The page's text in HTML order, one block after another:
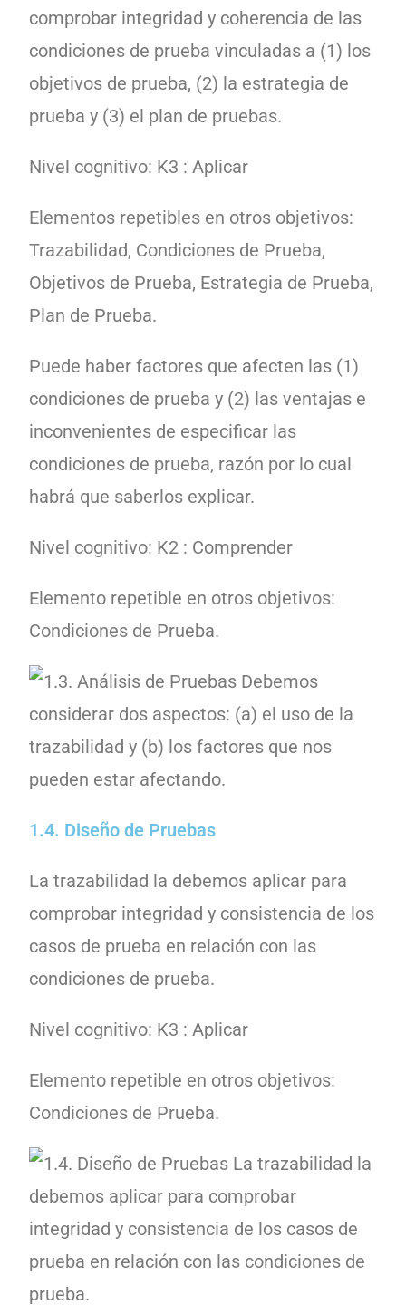
comprobar integridad y coherencia de las
condiciones de prueba vinculadas a (1) los
objetivos de prueba, (2) la estrategia de
prueba y (3) el plan de pruebas.
Nivel cognitivo: K3 : Aplicar
Elementos repetibles en otros objetivos:
Trazabilidad, Condiciones de Prueba,
Objetivos de Prueba, Estrategia de Prueba,
Plan de Prueba.
Puede haber factores que afecten las (1)
condiciones de prueba y (2) las ventajas e
inconvenientes de especificar las
condiciones de prueba, razón por lo cual
habrá que saberlos explicar.
Nivel cognitivo: K2 : Comprender
Elemento repetible en otros objetivos:
Condiciones de Prueba.
1.4. Diseño de Pruebas
La trazabilidad la debemos aplicar para
comprobar integridad y consistencia de los
casos de prueba en relación con las
condiciones de prueba.
Nivel cognitivo: K3 : Aplicar
Elemento repetible en otros objetivos:
Condiciones de Prueba.